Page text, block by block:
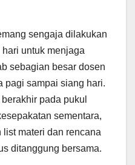
sengaja dilakukan
untuk menjaga
sebagian besar dosen
pagi sampai siang hari.
pada pukul
sementara,
materi dan rencana
ditanggung bersama.